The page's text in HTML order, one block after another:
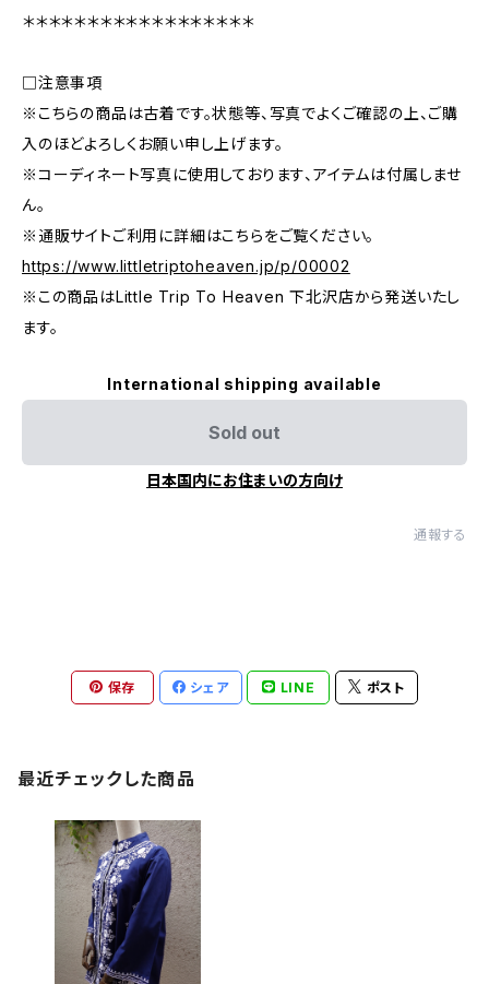
＊＊＊＊＊＊＊＊＊＊＊＊＊＊＊＊＊＊
□注意事項
※こちらの商品は古着です。状態等、写真でよくご確認の上、ご購
入のほどよろしくお願い申し上げます。
※コーディネート写真に使用しております、アイテムは付属しませ
ん。
※通販サイトご利用に詳細はこちらをご覧ください。
https://www.littletriptoheaven.jp/p/00002
※この商品はLittle Trip To Heaven 下北沢店から発送いたし
ます。
International shipping available
Sold out
日本国内にお住まいの方向け
通報する
保存 シェア LINE ポスト
最近チェックした商品